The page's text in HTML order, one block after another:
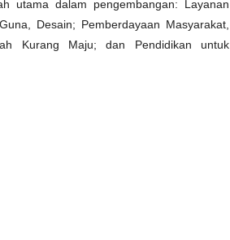
utama dalam pengembangan: Layanan
Desain; Pemberdayaan Masyarakat,
Kurang Maju; dan Pendidikan untuk